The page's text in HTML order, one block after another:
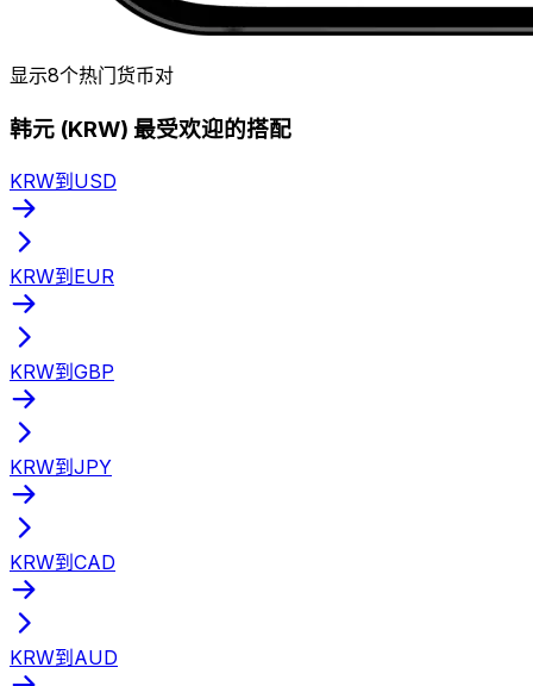
显示8个热门货币对
韩元 (KRW) 最受欢迎的搭配
KRW到USD
KRW到EUR
KRW到GBP
KRW到JPY
KRW到CAD
KRW到AUD